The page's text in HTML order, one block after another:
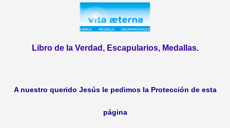
Libro de la Verdad, Escapularios, Medallas.
A nuestro querido Jesús le pedimos la Protección de esta
página